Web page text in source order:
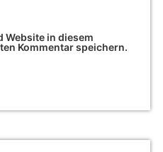
Website in diesem
Kommentar speichern.